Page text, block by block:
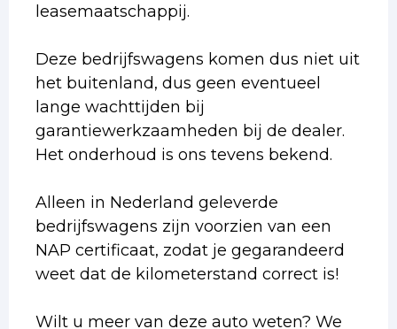
leasemaatschappij.
Deze bedrijfswagens komen dus niet uit
het buitenland, dus geen eventueel
lange wachttijden bij
garantiewerkzaamheden bij de dealer.
Het onderhoud is ons tevens bekend.
Alleen in Nederland geleverde
bedrijfswagens zijn voorzien van een
NAP certificaat, zodat je gegarandeerd
weet dat de kilometerstand correct is!
Wilt u meer van deze auto weten? We